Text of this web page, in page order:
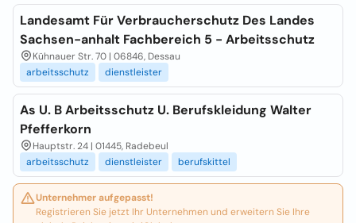
Landesamt Für Verbraucherschutz Des Landes
Sachsen-anhalt Fachbereich 5 - Arbeitsschutz
Kühnauer Str. 70 | 06846, Dessau
arbeitsschutz
dienstleister
As U. B Arbeitsschutz U. Berufskleidung Walter
Pfefferkorn
Hauptstr. 24 | 01445, Radebeul
arbeitsschutz
dienstleister berufskittel
Unternehmer aufgepasst!
Registrieren Sie jetzt Ihr Unternehmen und erweitern Sie Ihre